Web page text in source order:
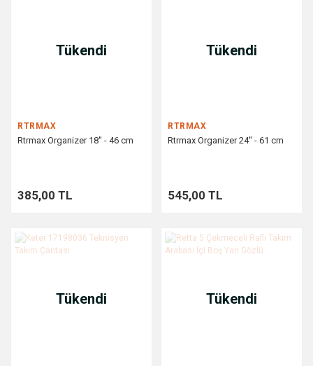
Tükendi
RTRMAX
Rtrmax Organizer 18'' - 46 cm
385,00 TL
Tükendi
RTRMAX
Rtrmax Organizer 24'' - 61 cm
545,00 TL
Tükendi Tükendi